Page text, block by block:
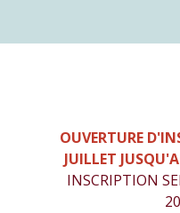
OUVERTURE
JUILLET
INSCRIPTION